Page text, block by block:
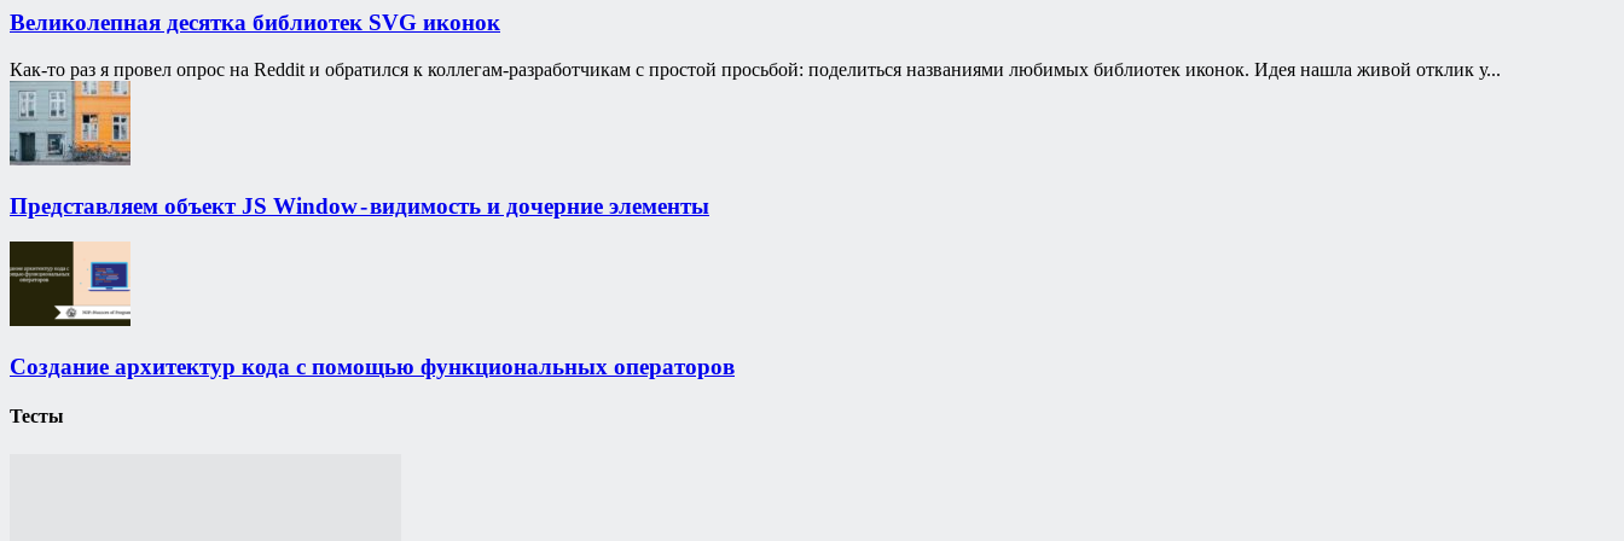
Великолепная десятка библиотек SVG иконок
Как-то раз я провел опрос на Reddit и обратился к коллегам-разработчикам с простой просьбой: поделиться названиями любимых библиотек иконок. Идея нашла живой отклик у...
Представляем объект JS Window - видимость и дочерние элементы
Создание архитектур кода с помощью функциональных операторов
Тесты